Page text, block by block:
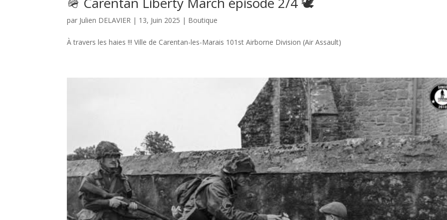
par Julien DELAVIER | 13, Juin 2025 | Boutique
À travers les haies !!! Ville de Carentan-les-Marais 101st Airborne Division (Air Assault)